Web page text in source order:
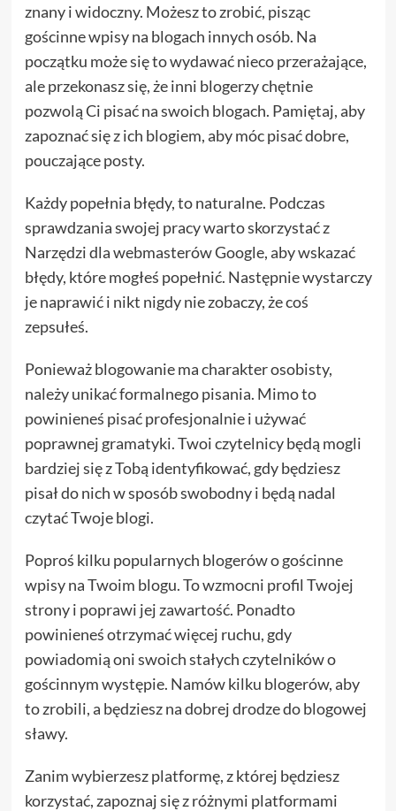
znany i widoczny. Możesz to zrobić, pisząc
gościnne wpisy na blogach innych osób. Na
początku może się to wydawać nieco przerażające,
ale przekonasz się, że inni blogerzy chętnie
pozwolą Ci pisać na swoich blogach. Pamiętaj, aby
zapoznać się z ich blogiem, aby móc pisać dobre,
pouczające posty.
Każdy popełnia błędy, to naturalne. Podczas
sprawdzania swojej pracy warto skorzystać z
Narzędzi dla webmasterów Google, aby wskazać
błędy, które mogłeś popełnić. Następnie wystarczy
je naprawić i nikt nigdy nie zobaczy, że coś
zepsułeś.
Ponieważ blogowanie ma charakter osobisty,
należy unikać formalnego pisania. Mimo to
powinieneś pisać profesjonalnie i używać
poprawnej gramatyki. Twoi czytelnicy będą mogli
bardziej się z Tobą identyfikować, gdy będziesz
pisał do nich w sposób swobodny i będą nadal
czytać Twoje blogi.
Poproś kilku popularnych blogerów o gościnne
wpisy na Twoim blogu. To wzmocni profil Twojej
strony i poprawi jej zawartość. Ponadto
powinieneś otrzymać więcej ruchu, gdy
powiadomią oni swoich stałych czytelników o
gościnnym występie. Namów kilku blogerów, aby
to zrobili, a będziesz na dobrej drodze do blogowej
sławy.
Zanim wybierzesz platformę, z której będziesz
korzystać, zapoznaj się z różnymi platformami